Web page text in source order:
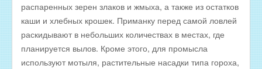
распаренных зерен злаков и жмыха, а также из остатков
каши и хлебных крошек. Приманку перед самой ловлей
раскидывают в небольших количествах в местах, где
планируется вылов. Кроме этого, для промысла
используют мотыля, растительные насадки типа гороха,